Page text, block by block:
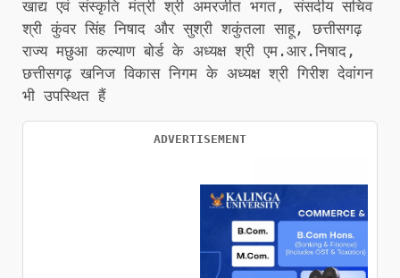
खाद्य एवं संस्कृति मंत्री श्री अमरजीत भगत, संसदीय सचिव
श्री कुंवर सिंह निषाद और सुश्री शकुंतला साहू, छत्तीसगढ़
राज्य मछुआ कल्याण बोर्ड के अध्यक्ष श्री एम.आर.निषाद,
छत्तीसगढ़ खनिज विकास निगम के अध्यक्ष श्री गिरीश देवांगन
भी उपस्थित हैं
ADVERTISEMENT